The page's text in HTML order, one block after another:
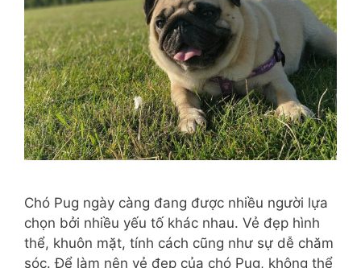
Chó Pug ngày càng đang được nhiều người lựa
chọn bởi nhiều yếu tố khác nhau. Vẻ đẹp hình
thể, khuôn mặt, tính cách cũng như sự dễ chăm
sóc. Để làm nên vẻ đẹp của chó Pug, không thể